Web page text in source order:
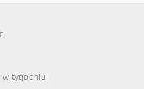
niedostępna
w tygodniu